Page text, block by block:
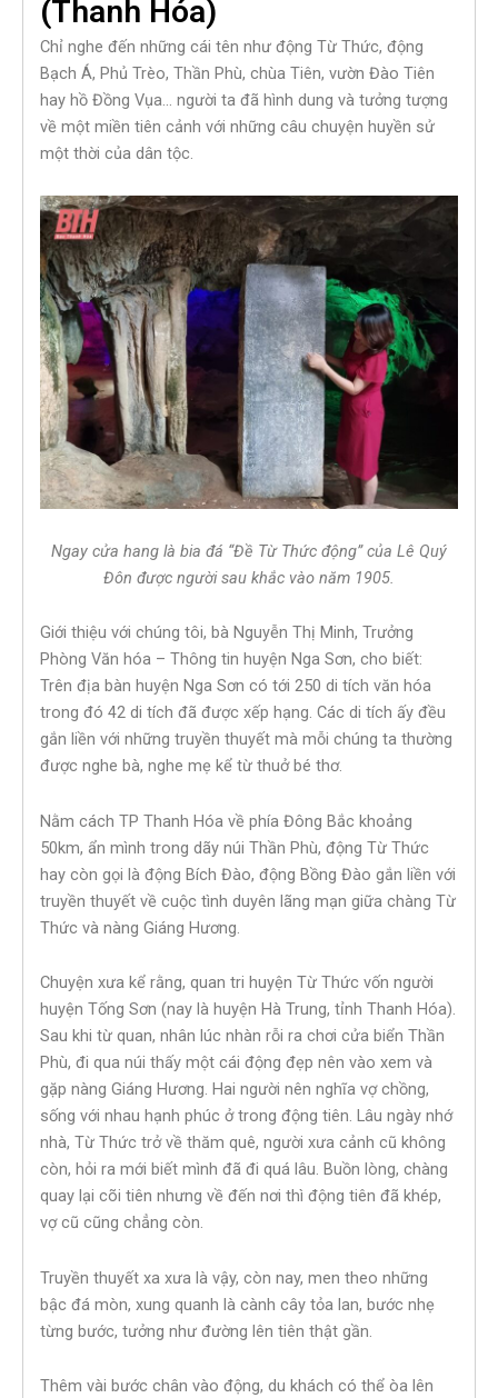
(Thanh Hóa)
Chỉ nghe đến những cái tên như động Từ Thức, động
Bạch Á, Phủ Trèo, Thần Phù, chùa Tiên, vườn Đào Tiên
hay hồ Đồng Vụa… người ta đã hình dung và tưởng tượng
về một miền tiên cảnh với những câu chuyện huyền sử
một thời của dân tộc.
Ngay cửa hang là bia đá “Đề Từ Thức động” của Lê Quý
Đôn được người sau khắc vào năm 1905.
Giới thiệu với chúng tôi, bà Nguyễn Thị Minh, Trưởng
Phòng Văn hóa – Thông tin huyện Nga Sơn, cho biết:
Trên địa bàn huyện Nga Sơn có tới 250 di tích văn hóa
trong đó 42 di tích đã được xếp hạng. Các di tích ấy đều
gắn liền với những truyền thuyết mà mỗi chúng ta thường
được nghe bà, nghe mẹ kể từ thuở bé thơ.
Nằm cách TP Thanh Hóa về phía Đông Bắc khoảng
50km, ẩn mình trong dãy núi Thần Phù, động Từ Thức
hay còn gọi là động Bích Đào, động Bồng Đào gắn liền với
truyền thuyết về cuộc tình duyên lãng mạn giữa chàng Từ
Thức và nàng Giáng Hương.
Chuyện xưa kể rằng, quan tri huyện Từ Thức vốn người
huyện Tống Sơn (nay là huyện Hà Trung, tỉnh Thanh Hóa).
Sau khi từ quan, nhân lúc nhàn rỗi ra chơi cửa biển Thần
Phù, đi qua núi thấy một cái động đẹp nên vào xem và
gặp nàng Giáng Hương. Hai người nên nghĩa vợ chồng,
sống với nhau hạnh phúc ở trong động tiên. Lâu ngày nhớ
nhà, Từ Thức trở về thăm quê, người xưa cảnh cũ không
còn, hỏi ra mới biết mình đã đi quá lâu. Buồn lòng, chàng
quay lại cõi tiên nhưng về đến nơi thì động tiên đã khép,
vợ cũ cũng chẳng còn.
Truyền thuyết xa xưa là vậy, còn nay, men theo những
bậc đá mòn, xung quanh là cành cây tỏa lan, bước nhẹ
từng bước, tưởng như đường lên tiên thật gần.
Thêm vài bước chân vào động, du khách có thể òa lên